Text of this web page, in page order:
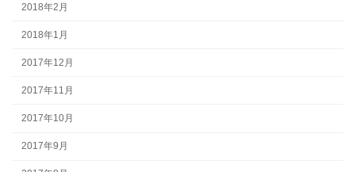
2018年2月
2018年1月
2017年12月
2017年11月
2017年10月
2017年9月